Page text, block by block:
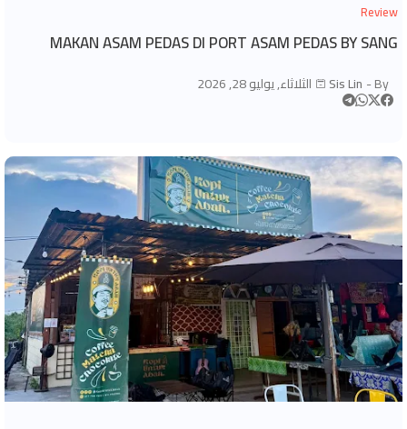
Review
MAKAN ASAM PEDAS DI PORT ASAM PEDAS BY SANG
By -
Sis Lin الثلاثاء, يوليو 28, 2026